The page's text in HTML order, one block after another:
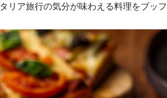
リア旅行の気分が味わえる料理をブッ